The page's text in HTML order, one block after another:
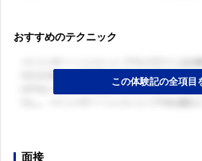
おすすめのテクニック
面接